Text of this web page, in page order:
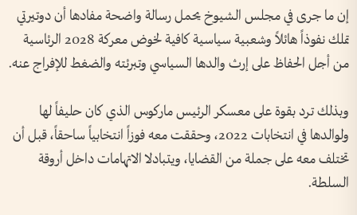
إن ما جرى في مجلس الشيوخ يحمل رسالة واضحة مفادها أن دوتيرتي
تملك نفوذاً هائلاً وشعبية سياسية كافية لخوض معركة 2028 الرئاسية
من أجل الحفاظ على إرث والدها السياسي وتبرئته والضغط للإفراج عنه.
وبذلك ترد بقوة على معسكر الرئيس ماركوس الذي كان حليفاً لها
ولوالدها في انتخابات 2022، وحققت معه فوزاً انتخابياً ساحقاً، قبل أن
تختلف معه على جملة من القضايا، ويتبادلا الاتهامات داخل أروقة
السلطة.